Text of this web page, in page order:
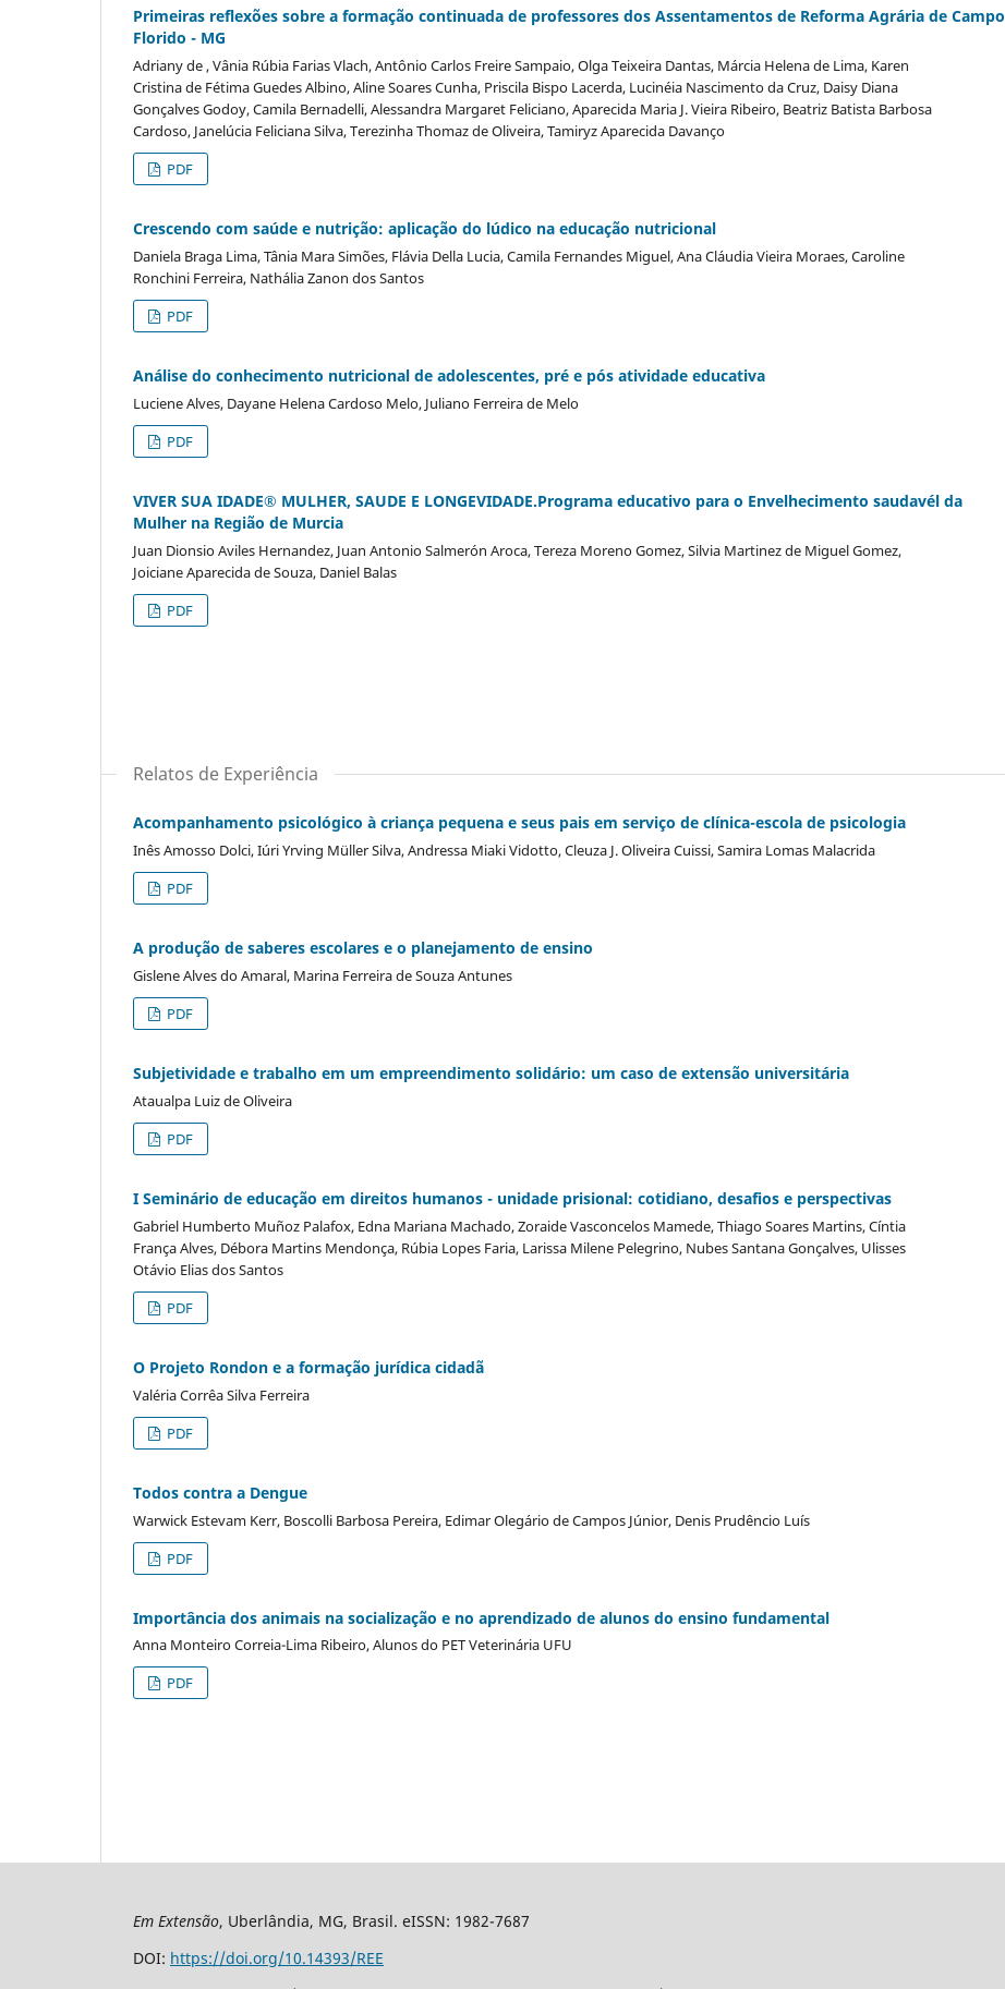
Primeiras reflexões sobre a formação continuada de professores dos Assentamentos de Reforma Agrária de Campo
Florido - MG
Adriany de , Vânia Rúbia Farias Vlach, Antônio Carlos Freire Sampaio, Olga Teixeira Dantas, Márcia Helena de Lima, Karen
Cristina de Fétima Guedes Albino, Aline Soares Cunha, Priscila Bispo Lacerda, Lucinéia Nascimento da Cruz, Daisy Diana
Gonçalves Godoy, Camila Bernadelli, Alessandra Margaret Feliciano, Aparecida Maria J. Vieira Ribeiro, Beatriz Batista Barbosa
Cardoso, Janelúcia Feliciana Silva, Terezinha Thomaz de Oliveira, Tamiryz Aparecida Davanço
PDF
Crescendo com saúde e nutrição: aplicação do lúdico na educação nutricional
Daniela Braga Lima, Tânia Mara Simões, Flávia Della Lucia, Camila Fernandes Miguel, Ana Cláudia Vieira Moraes, Caroline
Ronchini Ferreira, Nathália Zanon dos Santos
PDF
Análise do conhecimento nutricional de adolescentes, pré e pós atividade educativa
Luciene Alves, Dayane Helena Cardoso Melo, Juliano Ferreira de Melo
PDF
VIVER SUA IDADE® MULHER, SAUDE E LONGEVIDADE.Programa educativo para o Envelhecimento saudavél da
Mulher na Região de Murcia
Juan Dionsio Aviles Hernandez, Juan Antonio Salmerón Aroca, Tereza Moreno Gomez, Silvia Martinez de Miguel Gomez,
Joiciane Aparecida de Souza, Daniel Balas
PDF
Relatos de Experiência
Acompanhamento psicológico à criança pequena e seus pais em serviço de clínica-escola de psicologia
Inês Amosso Dolci, Iúri Yrving Müller Silva, Andressa Miaki Vidotto, Cleuza J. Oliveira Cuissi, Samira Lomas Malacrida
PDF
A produção de saberes escolares e o planejamento de ensino
Gislene Alves do Amaral, Marina Ferreira de Souza Antunes
PDF
Subjetividade e trabalho em um empreendimento solidário: um caso de extensão universitária
Ataualpa Luiz de Oliveira
PDF
I Seminário de educação em direitos humanos - unidade prisional: cotidiano, desafios e perspectivas
Gabriel Humberto Muñoz Palafox, Edna Mariana Machado, Zoraide Vasconcelos Mamede, Thiago Soares Martins, Cíntia
França Alves, Débora Martins Mendonça, Rúbia Lopes Faria, Larissa Milene Pelegrino, Nubes Santana Gonçalves, Ulisses
Otávio Elias dos Santos
PDF
O Projeto Rondon e a formação jurídica cidadã
Valéria Corrêa Silva Ferreira
PDF
Todos contra a Dengue
Warwick Estevam Kerr, Boscolli Barbosa Pereira, Edimar Olegário de Campos Júnior, Denis Prudêncio Luís
PDF
Importância dos animais na socialização e no aprendizado de alunos do ensino fundamental
Anna Monteiro Correia-Lima Ribeiro, Alunos do PET Veterinária UFU
PDF
Em Extensão, Uberlândia, MG, Brasil. eISSN: 1982-7687
DOI: https://doi.org/10.14393/REE